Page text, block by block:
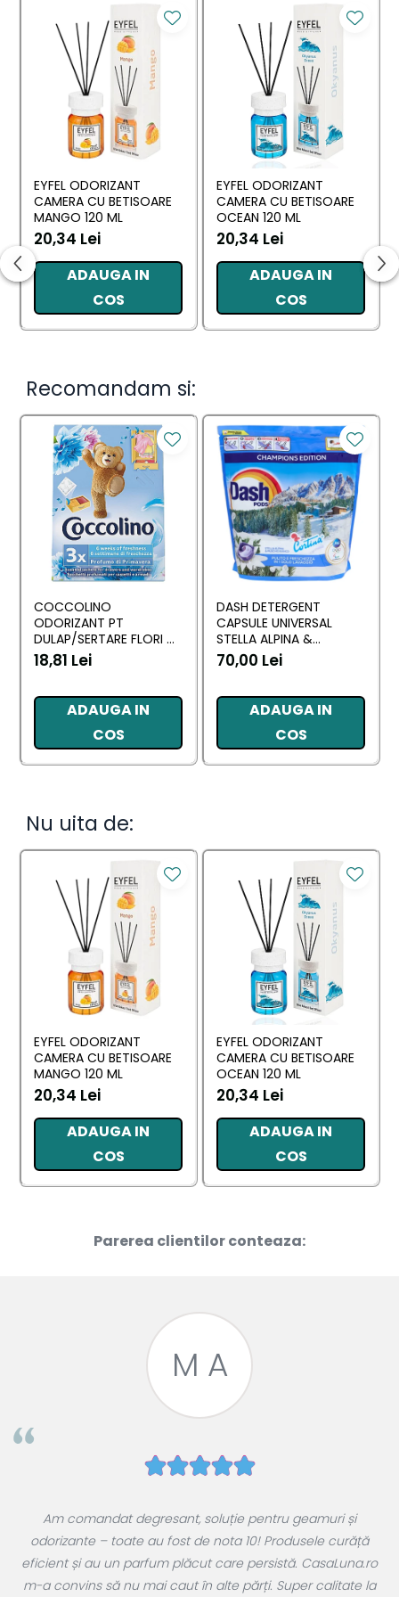
EYFEL ODORIZANT
CAMERA CU BETISOARE
MANGO 120 ML
20,34 Lei
ADAUGA IN
COS
EYFEL ODORIZANT
CAMERA CU BETISOARE
OCEAN 120 ML
20,34 Lei
ADAUGA IN
COS
Recomandam si:
COCCOLINO
ODORIZANT PT
DULAP/SERTARE FLORI DI
PRIMAVERA 3 BUC
18,81 Lei
ADAUGA IN
COS
DASH DETERGENT
CAPSULE UNIVERSAL
STELLA ALPINA &
MUSCHINO BIANCO 60
BUC
70,00 Lei
ADAUGA IN
COS
Nu uita de:
EYFEL ODORIZANT
CAMERA CU BETISOARE
MANGO 120 ML
20,34 Lei
ADAUGA IN
COS
EYFEL ODORIZANT
CAMERA CU BETISOARE
OCEAN 120 ML
20,34 Lei
ADAUGA IN
COS
Parerea clientilor conteaza:
M A
Am comandat degresant, soluție pentru geamuri și
odorizante – toate au fost de nota 10! Produsele curăță
eficient și au un parfum plăcut care persistă. CasaLuna.ro
m-a convins să nu mai caut în alte părți. Super calitate la